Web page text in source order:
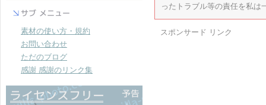
ったトラブル等の責任を私は
スポンサード リンク
素材の使い方・規約
お問い合わせ
ただのブログ
感謝 感謝のリンク集